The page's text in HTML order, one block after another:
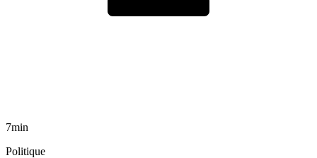
7min
Politique